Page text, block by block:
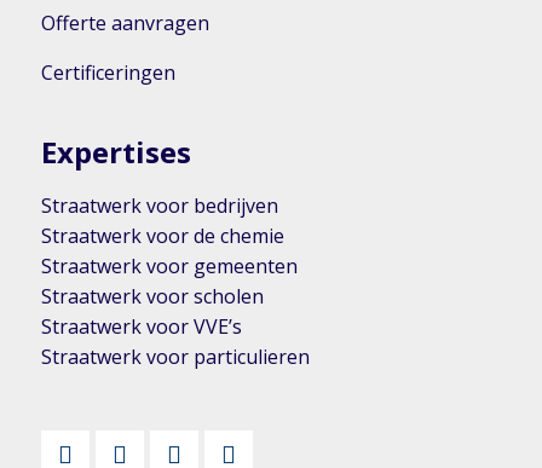
Offerte aanvragen
Certificeringen
Expertises
Straatwerk voor bedrijven
Straatwerk voor de chemie
Straatwerk voor gemeenten
Straatwerk voor scholen
Straatwerk voor VVE’s
Straatwerk voor particulieren